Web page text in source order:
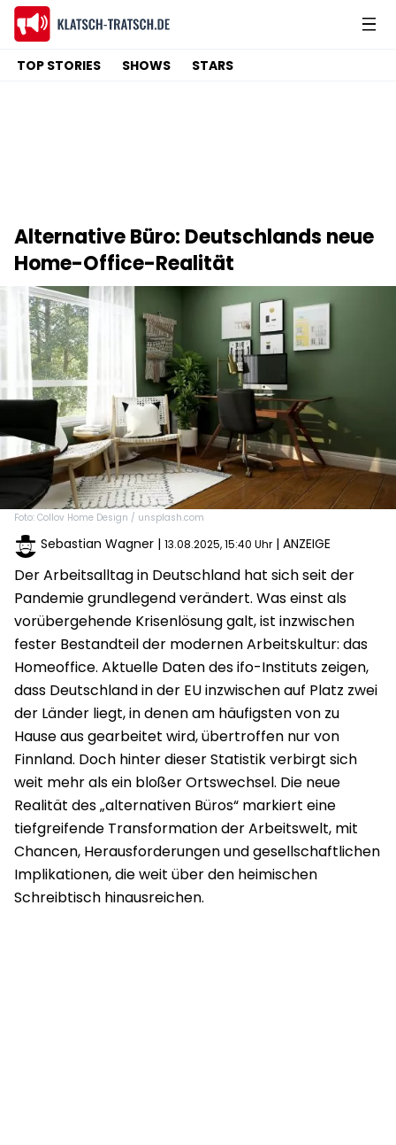
TOP STORIES SHOWS STARS
Alternative Büro: Deutschlands neue
Home-Office-Realität
Foto: Collov Home Design / unsplash.com
Sebastian Wagner | 13.08.2025, 15:40 Uhr | ANZEIGE
Der Arbeitsalltag in Deutschland hat sich seit der
Pandemie grundlegend verändert. Was einst als
vorübergehende Krisenlösung galt, ist inzwischen
fester Bestandteil der modernen Arbeitskultur: das
Homeoffice. Aktuelle Daten des ifo-Instituts zeigen,
dass Deutschland in der EU inzwischen auf Platz zwei
der Länder liegt, in denen am häufigsten von zu
Hause aus gearbeitet wird, übertroffen nur von
Finnland. Doch hinter dieser Statistik verbirgt sich
weit mehr als ein bloßer Ortswechsel. Die neue
Realität des „alternativen Büros“ markiert eine
tiefgreifende Transformation der Arbeitswelt, mit
Chancen, Herausforderungen und gesellschaftlichen
Implikationen, die weit über den heimischen
Schreibtisch hinausreichen.